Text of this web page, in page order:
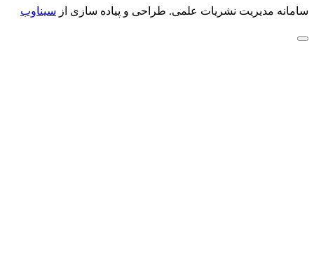
سامانه مدیریت نشریات علمی. طراحی و پیاده سازی از سیناوب